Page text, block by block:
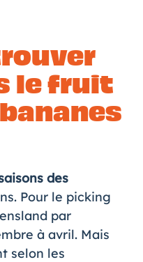
le fruit
des
Pour le picking
par
à avril. Mais
selon les